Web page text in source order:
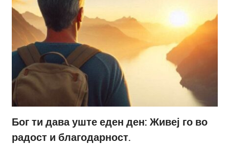
Бог ти дава уште еден ден: Живеј го во
радост и благодарност.